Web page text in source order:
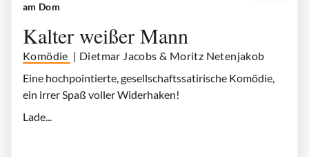
am Dom
Kalter weißer Mann
Komödie | Dietmar Jacobs & Moritz Netenjakob
Eine hochpointierte, gesellschaftssatirische Komödie,
ein irrer Spaß voller Widerhaken!
Lade...